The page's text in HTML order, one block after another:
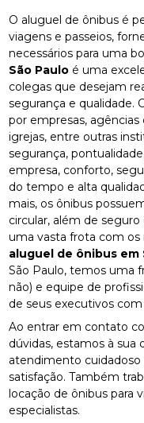
O aluguel de ônibus é
viagens e passeios,
necessários para uma
São Paulo é uma
colegas que desejam
segurança e qualidade.
por empresas, agências
igrejas, entre outras
segurança,
empresa, conforto,
do tempo e alta
mais, os ônibus
circular, além de
uma vasta frota com os
aluguel de ônibus em
São Paulo, temos uma
não) e equipe de
de seus executivos
Ao entrar em contato
dúvidas, estamos à sua
atendimento
satisfação. Também
locação de ônibus para
especialistas.